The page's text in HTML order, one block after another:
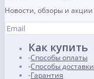
Новости, обзоры и акции
Как купить
Способы оплаты
Способы доставки
Гарантия